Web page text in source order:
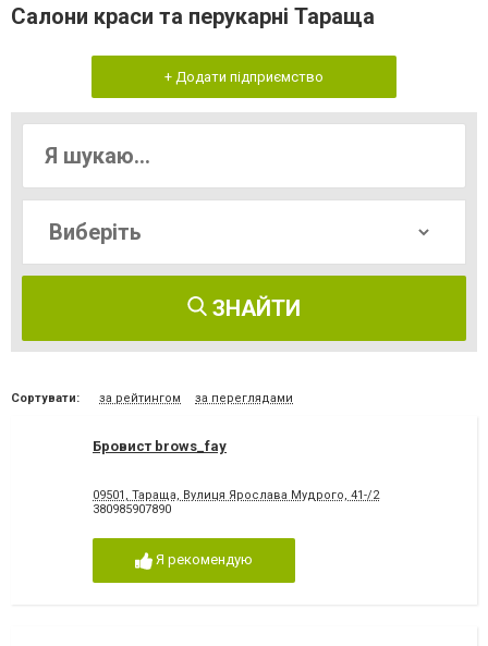
Салони краси та перукарні Тараща
+ Додати підприємство
ЗНАЙТИ
Сортувати: за рейтингом за переглядами
Бровист brows_fay
09501, Тараща, Вулиця Ярослава Мудрого, 41-/2
380985907890
Я рекомендую